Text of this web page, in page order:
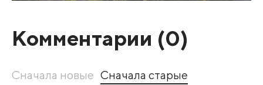
Комментарии (0)
Сначала новые Сначала старые